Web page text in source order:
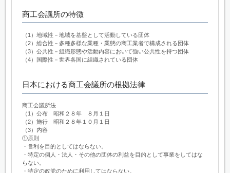
商工会議所の特徴
（1）地域性－地域を基盤として活動している団体
（2）総合性－多種多様な業種・業態の商工業者で構成される団体
（3）公共性－組織形態や活動内容において強い公共性を持つ団体
（4）国際性－世界各国に組織されている団体
日本における商工会議所の根拠法律
商工会議所法
（1）公布 昭和２８年 ８月１日
（2）施行 昭和２８年１０月１日
（3）内容
①原則
・営利を目的としてはならない。
・特定の個人・法人・その他の団体の利益を目的として事業をしてはな
らない。
・特定の政党のために利用してはならない。